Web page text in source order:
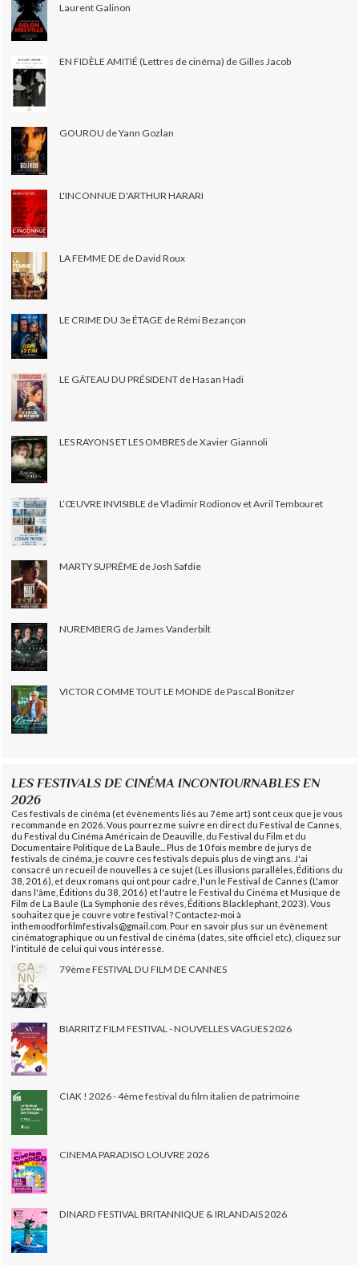
Laurent Galinon
EN FIDÈLE AMITIÉ (Lettres de cinéma) de Gilles Jacob
GOUROU de Yann Gozlan
L'INCONNUE D'ARTHUR HARARI
LA FEMME DE de David Roux
LE CRIME DU 3e ÉTAGE de Rémi Bezançon
LE GÂTEAU DU PRÉSIDENT de Hasan Hadi
LES RAYONS ET LES OMBRES de Xavier Giannoli
L’ŒUVRE INVISIBLE de Vladimir Rodionov et Avril Tembouret
MARTY SUPRÊME de Josh Safdie
NUREMBERG de James Vanderbilt
VICTOR COMME TOUT LE MONDE de Pascal Bonitzer
LES FESTIVALS DE CINÉMA INCONTOURNABLES EN
2026
Ces festivals de cinéma (et évènements liés au 7ème art) sont ceux que je vous
recommande en 2026. Vous pourrez me suivre en direct du Festival de Cannes,
du Festival du Cinéma Américain de Deauville, du Festival du Film et du
Documentaire Politique de La Baule... Plus de 10 fois membre de jurys de
festivals de cinéma, je couvre ces festivals depuis plus de vingt ans. J'ai
consacré un recueil de nouvelles à ce sujet (Les illusions parallèles, Éditions du
38, 2016), et deux romans qui ont pour cadre, l'un le Festival de Cannes (L'amor
dans l'âme, Éditions du 38, 2016) et l'autre le Festival du Cinéma et Musique de
Film de La Baule (La Symphonie des rêves, Éditions Blacklephant, 2023). Vous
souhaitez que je couvre votre festival ? Contactez-moi à
inthemoodforfilmfestivals@gmail.com. Pour en savoir plus sur un évènement
cinématographique ou un festival de cinéma (dates, site officiel etc), cliquez sur
l'intitulé de celui qui vous intéresse.
79ème FESTIVAL DU FILM DE CANNES
BIARRITZ FILM FESTIVAL - NOUVELLES VAGUES 2026
CIAK ! 2026 - 4ème festival du film italien de patrimoine
CINEMA PARADISO LOUVRE 2026
DINARD FESTIVAL BRITANNIQUE & IRLANDAIS 2026